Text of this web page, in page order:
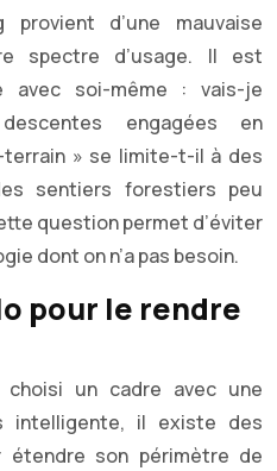
d’une mauvaise
spectre d’usage. Il est
avec soi-même : vais-je
engagées en
» se limite-t-il à des
sentiers forestiers peu
question permet d’éviter
dont on n’a pas besoin.
pour le rendre
un cadre avec une
intelligente, il existe des
son périmètre de